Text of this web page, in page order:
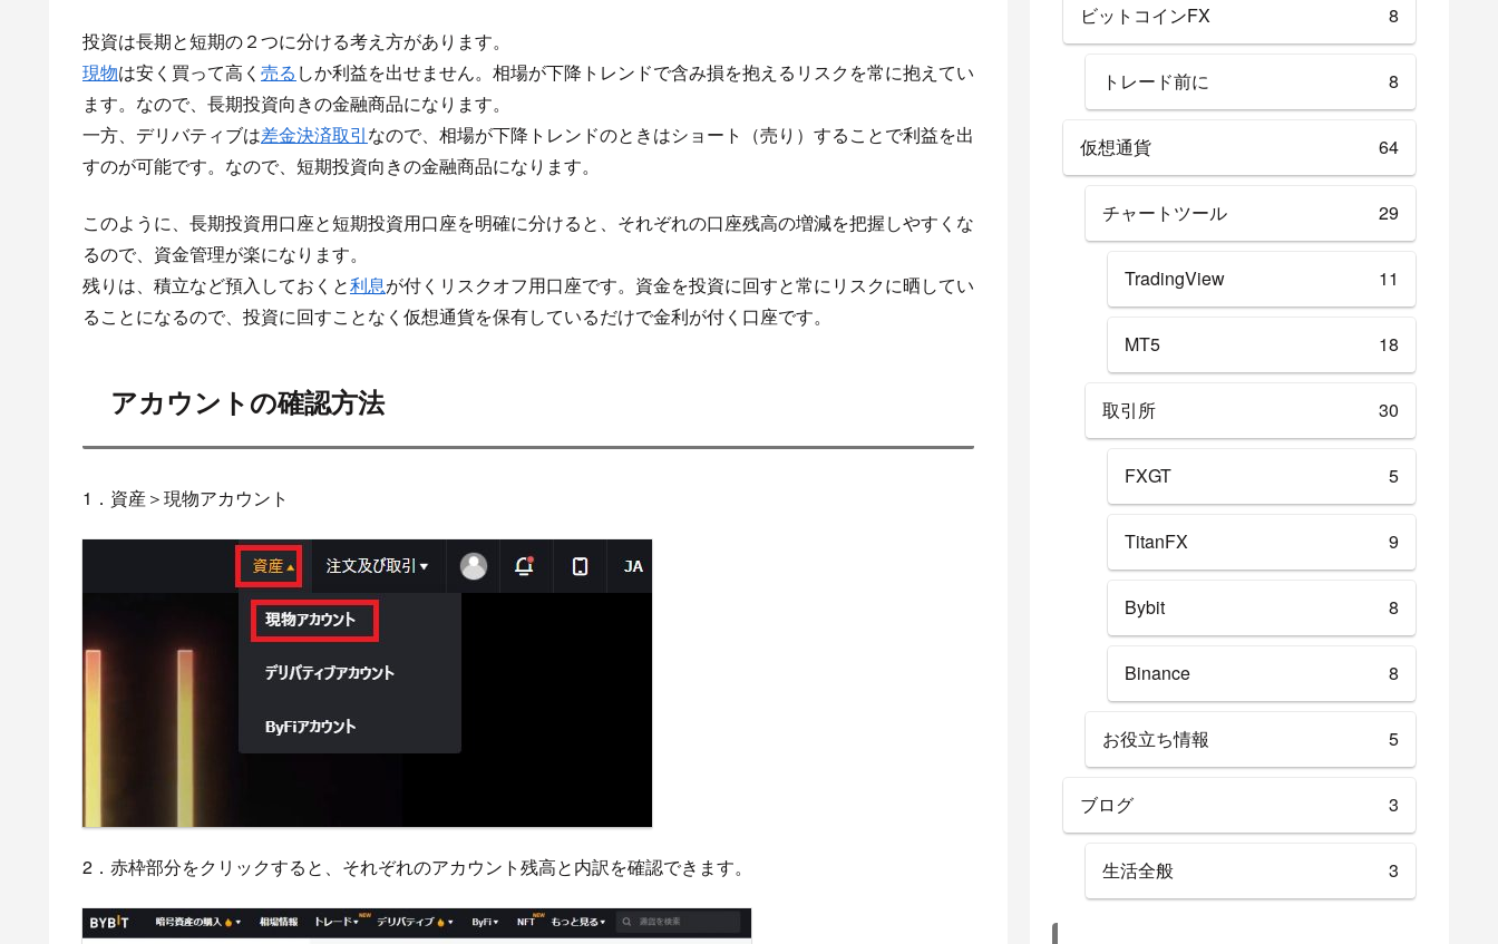
投資は長期と短期の２つに分ける考え方があります。
現物は安く買って高く 売る しか利益を出せません。相場が下降トレンドで含み損を抱えるリスクを常に抱えてい
ます。なので、長期投資向きの金融商品になります。
一方、デリバティブは差金決済取引なので、相場が下降トレンドのときはショート（売り）することで利益を出
すのが可能です。なので、短期投資向きの金融商品になります。
このように、長期投資用口座と短期投資用口座を明確に分けると、それぞれの口座残高の増減を把握しやすくな
るので、資金管理が楽になります。
残りは、積立など預入しておくと利息が付くリスクオフ用口座です。資金を投資に回すと常にリスクに晒してい
ることになるので、投資に回すことなく仮想通貨を保有しているだけで金利が付く口座です。
アカウントの確認方法
1．資産＞現物アカウント
2．赤枠部分をクリックすると、それぞれのアカウント残高と内訳を確認できます。
ビットコインFX 8
トレード前に 8
仮想通貨 64
チャートツール 29
TradingView 11
MT5 18
取引所 30
FXGT 5
TitanFX 9
Bybit 8
Binance 8
お役立ち情報 5
ブログ 3
生活全般 3